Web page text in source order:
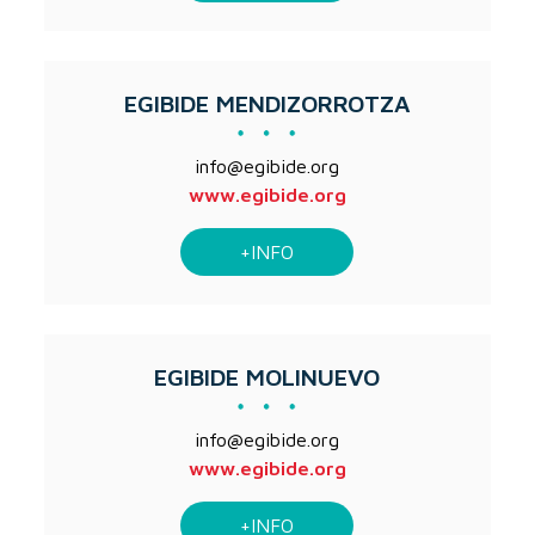
EGIBIDE MENDIZORROTZA
info@egibide.org
www.egibide.org
+INFO
EGIBIDE MOLINUEVO
info@egibide.org
www.egibide.org
+INFO